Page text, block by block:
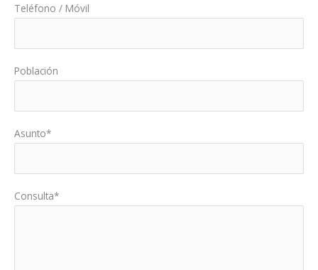
Teléfono / Móvil
Población
Asunto*
Consulta*